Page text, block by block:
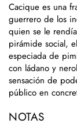
disponible
Cacique es una
guerrero de los
quien se le
pirámide social,
especiada de
con ládano y
sensación de
público en
NOTAS